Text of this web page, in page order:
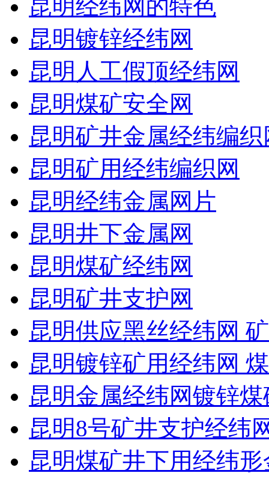
昆明经纬网的特色
昆明镀锌经纬网
昆明人工假顶经纬网
昆明煤矿安全网
昆明矿井金属经纬编织
昆明矿用经纬编织网
昆明经纬金属网片
昆明井下金属网
昆明煤矿经纬网
昆明矿井支护网
昆明供应黑丝经纬网
昆明镀锌矿用经纬网
昆明金属经纬网镀锌
昆明8号矿井支护经纬
昆明煤矿井下用经纬